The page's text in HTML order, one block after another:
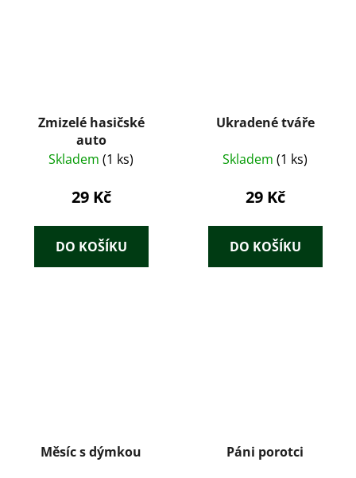
Zmizelé hasičské
auto
Skladem (1 ks)
29 Kč
DO KOŠÍKU
Ukradené tváře
Skladem (1 ks)
29 Kč
DO KOŠÍKU
Měsíc s dýmkou Páni porotci